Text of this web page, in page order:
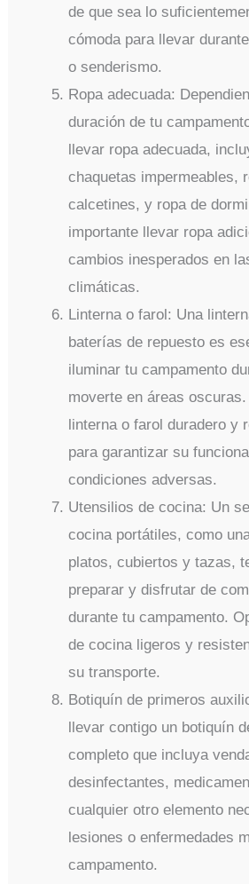
de que sea lo
cómoda para llevar
o senderismo.
Ropa adecuada:
duración de tu
llevar ropa adecuada,
chaquetas impermeables,
calcetines, y ropa de
importante llevar ropa
cambios inesperados en
climáticas.
Linterna o farol: Una
baterías de repuesto es
iluminar tu campamento
moverte en áreas
linterna o farol duradero y
para garantizar su
condiciones adversas.
Utensilios de cocina: Un
cocina portátiles, como
platos, cubiertos y tazas,
preparar y disfrutar de
durante tu campamento.
de cocina ligeros y
su transporte.
Botiquín de primeros
llevar contigo un botiquín
completo que incluya
desinfectantes,
cualquier otro elemento
lesiones o enfermedades
campamento.